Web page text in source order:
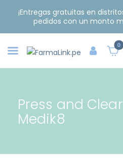
¡Entregas gratuitas en
pedidos con un monto
0
Press and
Medik8